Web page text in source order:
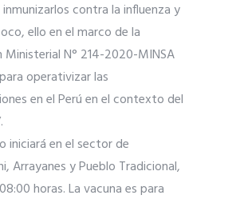
inmunizarlos contra la influenza y
ello en el marco de la
Ministerial N° 214-2020-MINSA
operativizar las
en el Perú en el contexto del
iniciará en el sector de
Arrayanes y Pueblo Tradicional,
horas. La vacuna es para